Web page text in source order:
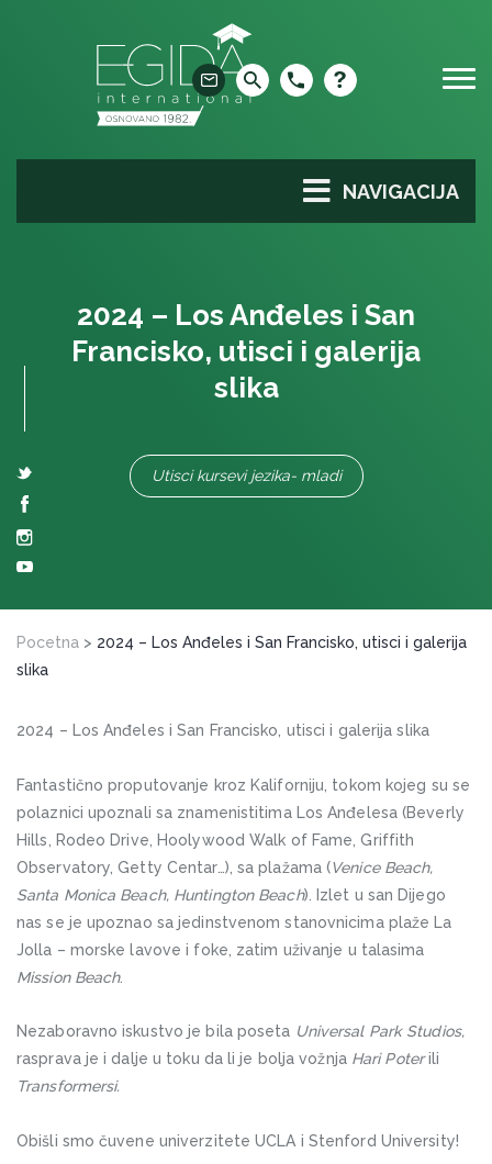
NAVIGACIJA
2024 – Los Anđeles i San
Francisko, utisci i galerija
slika
Utisci kursevi jezika- mladi
Pocetna > 2024 – Los Anđeles i San Francisko, utisci i galerija
slika
2024 – Los Anđeles i San Francisko, utisci i galerija slika
Fantastično proputovanje kroz Kaliforniju, tokom kojeg su se
polaznici upoznali sa znamenistitima Los Anđelesa (Beverly
Hills, Rodeo Drive, Hoolywood Walk of Fame, Griffith
Observatory, Getty Centar…), sa plažama (Venice Beach,
Santa Monica Beach, Huntington Beach). Izlet u san Dijego
nas se je upoznao sa jedinstvenom stanovnicima plaže La
Jolla – morske lavove i foke, zatim uživanje u talasima
Mission Beach.
Nezaboravno iskustvo je bila poseta Universal Park Studios,
rasprava je i dalje u toku da li je bolja vožnja Hari Poterili
Transformersi.
Obišli smo čuvene univerzitete UCLA i Stenford University!